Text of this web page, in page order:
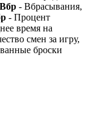
Вбр - Вбрасывания,
- Процент
время на
смен за игру,
броски